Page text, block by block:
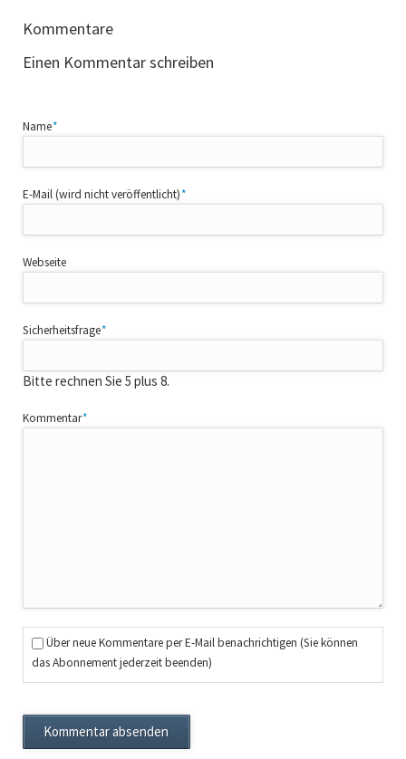
Kommentare
Einen Kommentar schreiben
Pflichtfeld
Name*
Pflichtfeld
E-Mail (wird nicht veröffentlicht)*
Webseite
Pflichtfeld
Sicherheitsfrage*
Bitte rechnen Sie 5 plus 8.
Pflichtfeld
Kommentar*
Über neue Kommentare per E-Mail benachrichtigen (Sie können
das Abonnement jederzeit beenden)
Kommentar absenden